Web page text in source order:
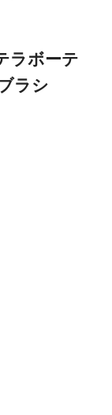
ラボーテ
ラシ